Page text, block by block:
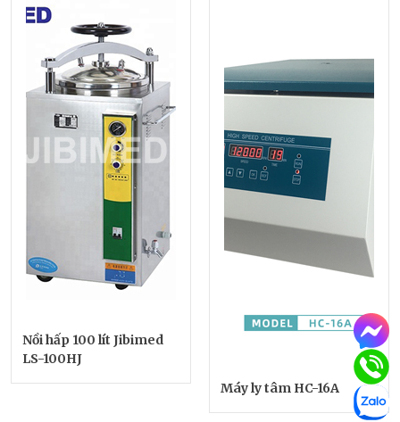
Nồi hấp 100 lít Jibimed
LS-100HJ
Máy ly tâm HC-16A